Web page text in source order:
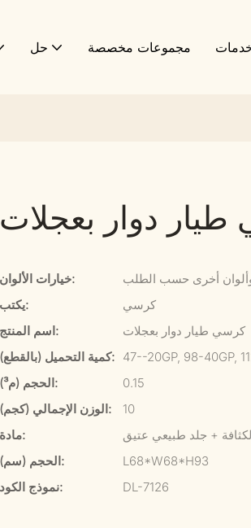
حل مجموعات مخصصة
دوار بعجلات
خيارات الألوان:
وألوان أخرى حسب الطلب
يكتب:
كرسي
اسم المنتج:
كرسي طيار دوار بعجلات
كمية التحميل (بالقطع): 47--20GP, 98-40GP,
الحجم (م³):
0.15
الوزن الإجمالي (كجم):
10
مادة:
+ جلد طبيعي عتيق
الحجم (سم):
L68*W68*H93
نموذج الكود:
DL-7126